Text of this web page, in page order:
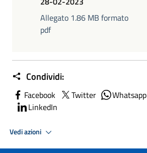
Allegato 1.86 MB formato
pdf
Condividi:
Facebook Twitter Whatsapp
LinkedIn
Vedi azioni